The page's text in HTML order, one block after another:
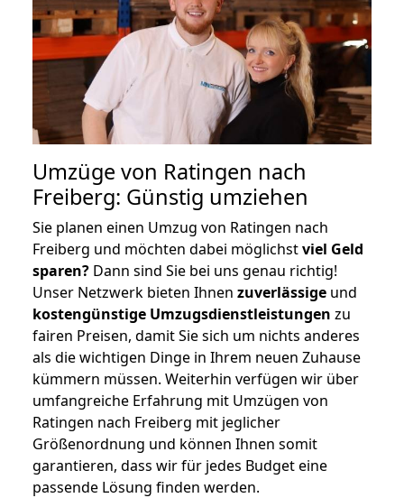
Umzüge von Ratingen nach
Freiberg: Günstig umziehen
Sie planen einen Umzug von Ratingen nach
Freiberg und möchten dabei möglichstviel Geld
sparen? Dann sind Sie bei uns genau richtig!
Unser Netzwerk bieten Ihnen zuverlässige und
kostengünstige Umzugsdienstleistungen zu
fairen Preisen, damit Sie sich um nichts anderes
als die wichtigen Dinge in Ihrem neuen Zuhause
kümmern müssen. Weiterhin verfügen wir über
umfangreiche Erfahrung mit Umzügen von
Ratingen nach Freiberg mit jeglicher
Größenordnung und können Ihnen somit
garantieren, dass wir für jedes Budget eine
passende Lösung finden werden.